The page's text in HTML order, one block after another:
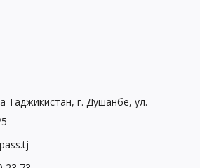
Таджикистан, г. Душанбе, ул.